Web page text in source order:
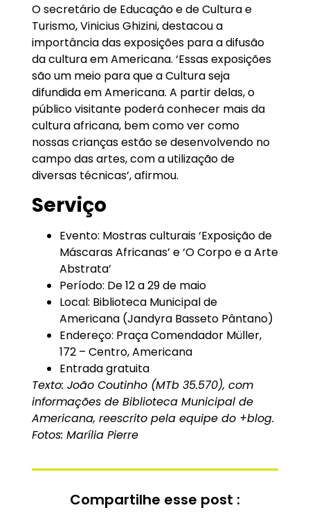
O secretário de Educação e de Cultura e
Turismo, Vinicius Ghizini, destacou a
importância das exposições para a difusão
da cultura em Americana. ‘Essas exposições
são um meio para que a Cultura seja
difundida em Americana. A partir delas, o
público visitante poderá conhecer mais da
cultura africana, bem como ver como
nossas crianças estão se desenvolvendo no
campo das artes, com a utilização de
diversas técnicas’, afirmou.
Serviço
Evento: Mostras culturais ‘Exposição de
Máscaras Africanas’ e ‘O Corpo e a Arte
Abstrata’
Período: De 12 a 29 de maio
Local: Biblioteca Municipal de
Americana (Jandyra Basseto Pântano)
Endereço: Praça Comendador Müller,
172 – Centro, Americana
Entrada gratuita
Texto: João Coutinho (MTb 35.570), com
informações de Biblioteca Municipal de
Americana, reescrito pela equipe do +blog.
Fotos: Marília Pierre
Compartilhe esse post :